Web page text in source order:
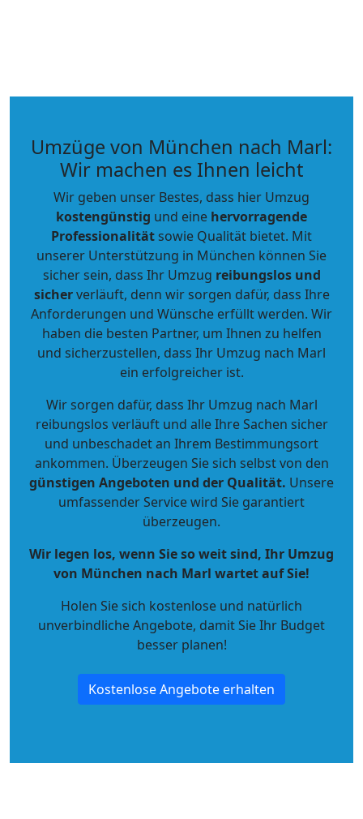
Umzüge von München nach Marl:
Wir machen es Ihnen leicht
Wir geben unser Bestes, dass hier Umzug
kostengünstig und eine hervorragende
Professionalitätsowie Qualität bietet. Mit
unserer Unterstützung in München können Sie
sicher sein, dass Ihr Umzug reibungslos und
sicherverläuft, denn wir sorgen dafür, dass Ihre
Anforderungen und Wünsche erfüllt werden. Wir
haben die besten Partner, um Ihnen zu helfen
und sicherzustellen, dass Ihr Umzug nach Marl
ein erfolgreicher ist.
Wir sorgen dafür, dass Ihr Umzug nach Marl
reibungslos verläuft und alle Ihre Sachen sicher
und unbeschadet an Ihrem Bestimmungsort
ankommen. Überzeugen Sie sich selbst von den
günstigen Angeboten und der Qualität. Unsere
umfassender Service wird Sie garantiert
überzeugen.
Wir legen los, wenn Sie so weit sind, Ihr Umzug
von München nach Marl wartet auf Sie!
Holen Sie sich kostenlose und natürlich
unverbindliche Angebote, damit Sie Ihr Budget
besser planen!
Kostenlose Angebote erhalten